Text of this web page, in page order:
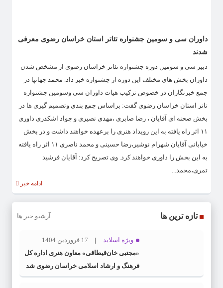
داوران سی و سومین جشنواره تئاتر استان خراسان رضوی معرفی
شدند
دبیر سی و سومین دوره جشنواره تئاتر خراسان رضوی از مشخص شدن
داوران بخش های مختلف این دوره از جشنواره خبر داد. محمد جهانپا در
جمع خبرنگاران در خصوص ترکیب هیات داوران سی وسومین جشنواره
تاتر استان خراسان رضوی گفت: براساس جمع بندی وتصمیم گیری ها در
بخش صحنه ای آقایان ، رضا صابری ،مهدی نصیری و جواد اشکذری داوری
۱۱ اثر راه یافته به این رویداد هنری را برعهده خواهند داشت و در بخش
خیابانی آقایان شهرام نوشیر،رضا حسینی و محمد ناصری ۱۱ اثر راه یافته
به این بخش را داوری خواهند کرد. وی تصریح کرد: آقایان فرشید
تمری،محمد...
ادامه خبر
تازه ترین ها آرشیو خبر ها
ویژه اسلاید
17 فروردین 1404
«مجتبی خان‌قیطاقی» معاون هنری اداره کل
فرهنگ و ارشاد اسلامی خراسان رضوی شد